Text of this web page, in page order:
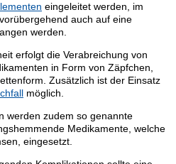
eingeleitet werden, im
auch auf eine
werden.
erfolgt die Verabreichung von
in Form von Zäpfchen,
Zusätzlich ist der Einsatz
möglich.
werden zudem so genannte
Medikamente, welche
eingesetzt.